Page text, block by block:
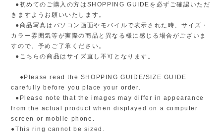
●初めてのご購入の方はSHOPPING GUIDEを必ずご確認いただ
きますようお願いいたします。
●商品写真はパソコン画面やモバイルで表示された時、サイズ・
カラー雰囲気等が実際の商品と異なる様に感じる場合がございま
すので、予めご了承ください。
●こちらの商品はサイズ直し不可となります。
●Please read the SHOPPING GUIDE/SIZE GUIDE
carefully before you place your order.
●Please note that the images may differ in appearance
from the actual product when displayed on a computer
screen or mobile phone.
●This ring cannot be sized.